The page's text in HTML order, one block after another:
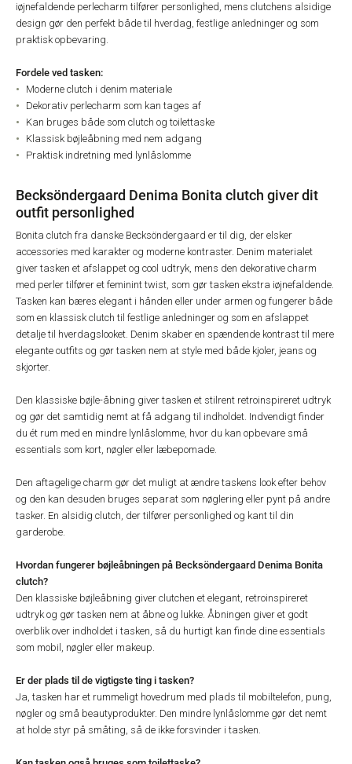
iøjnefaldende perlecharm tilfører personlighed, mens clutchens alsidige
design gør den perfekt både til hverdag, festlige anledninger og som
praktisk opbevaring.
Fordele ved tasken:
Moderne clutch i denim materiale
Dekorativ perlecharm som kan tages af
Kan bruges både som clutch og toilettaske
Klassisk bøjleåbning med nem adgang
Praktisk indretning med lynlåslomme
Becksöndergaard Denima Bonita clutch giver dit
outfit personlighed
Bonita clutch fra danske Becksöndergaard er til dig, der elsker
accessories med karakter og moderne kontraster. Denim materialet
giver tasken et afslappet og cool udtryk, mens den dekorative charm
med perler tilfører et feminint twist, som gør tasken ekstra iøjnefaldende.
Tasken kan bæres elegant i hånden eller under armen og fungerer både
som en klassisk clutch til festlige anledninger og som en afslappet
detalje til hverdagslooket. Denim skaber en spændende kontrast til mere
elegante outfits og gør tasken nem at style med både kjoler, jeans og
skjorter.
Den klassiske bøjle-åbning giver tasken et stilrent retroinspireret udtryk
og gør det samtidig nemt at få adgang til indholdet. Indvendigt finder
du ét rum med en mindre lynlåslomme, hvor du kan opbevare små
essentials som kort, nøgler eller læbepomade.
Den aftagelige charm gør det muligt at ændre taskens look efter behov
og den kan desuden bruges separat som nøglering eller pynt på andre
tasker. En alsidig clutch, der tilfører personlighed og kant til din
garderobe.
Hvordan fungerer bøjleåbningen på Becksöndergaard Denima Bonita
clutch?
Den klassiske bøjleåbning giver clutchen et elegant, retroinspireret
udtryk og gør tasken nem at åbne og lukke. Åbningen giver et godt
overblik over indholdet i tasken, så du hurtigt kan finde dine essentials
som mobil, nøgler eller makeup.
Er der plads til de vigtigste ting i tasken?
Ja, tasken har et rummeligt hovedrum med plads til mobiltelefon, pung,
nøgler og små beautyprodukter. Den mindre lynlåslomme gør det nemt
at holde styr på småting, så de ikke forsvinder i tasken.